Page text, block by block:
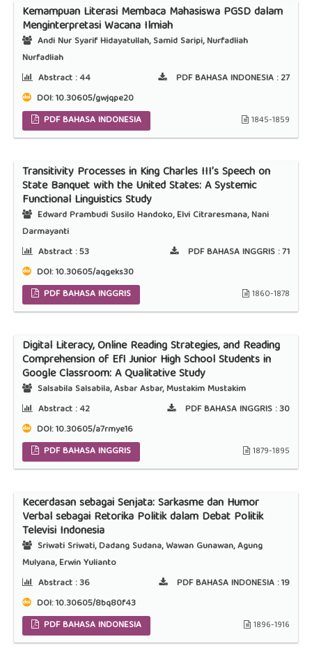
Kemampuan Literasi Membaca Mahasiswa PGSD dalam
Menginterpretasi Wacana Ilmiah
Andi Nur Syarif Hidayatullah, Samid Saripi, Nurfadliah
Nurfadliah
Abstract :44 PDF BAHASA INDONESIA :27
DOI:10.30605/gwjqpe20
PDF BAHASA INDONESIA
1845-1859
Transitivity Processes in King Charles III’s Speech on
State Banquet with the United States: A Systemic
Functional Linguistics Study
Edward Prambudi Susilo Handoko, Elvi Citraresmana, Nani
Darmayanti
Abstract :53 PDF BAHASA INGGRIS :71
DOI:10.30605/aqgeks30
PDF BAHASA INGGRIS
1860-1878
Digital Literacy, Online Reading Strategies, and Reading
Comprehension of Efl Junior High School Students in
Google Classroom: A Qualitative Study
Salsabila Salsabila, Asbar Asbar, Mustakim Mustakim
Abstract :42 PDF BAHASA INGGRIS :30
DOI:10.30605/a7rmye16
PDF BAHASA INGGRIS
1879-1895
Kecerdasan sebagai Senjata: Sarkasme dan Humor
Verbal sebagai Retorika Politik dalam Debat Politik
Televisi Indonesia
Sriwati Sriwati, Dadang Sudana, Wawan Gunawan, Agung
Mulyana, Erwin Yulianto
Abstract :36 PDF BAHASA INDONESIA :19
DOI:10.30605/8bq80f43
PDF BAHASA INDONESIA
1896-1916